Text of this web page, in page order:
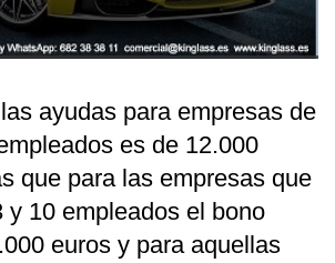
ayudas para empresas de
es de 12.000
que para las empresas que
y 10 empleados el bono
euros y para aquellas